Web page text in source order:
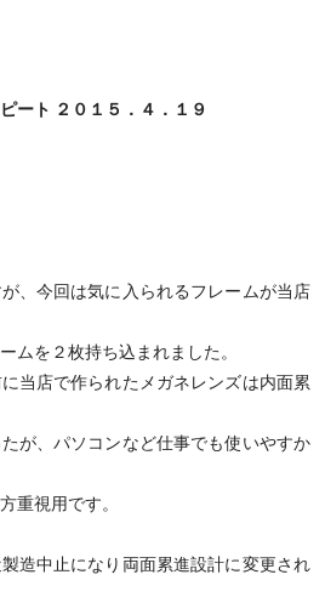
ート ２０１５．４．１９
、今回は気に入られるフレームが当店
ムを２枚持ち込まれました。
当店で作られたメガネレンズは内面累
が、パソコンなど仕事でも使いやすか
重視用です。
造中止になり両面累進設計に変更され